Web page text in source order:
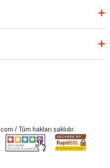
/ Tüm hakları saklıdır.